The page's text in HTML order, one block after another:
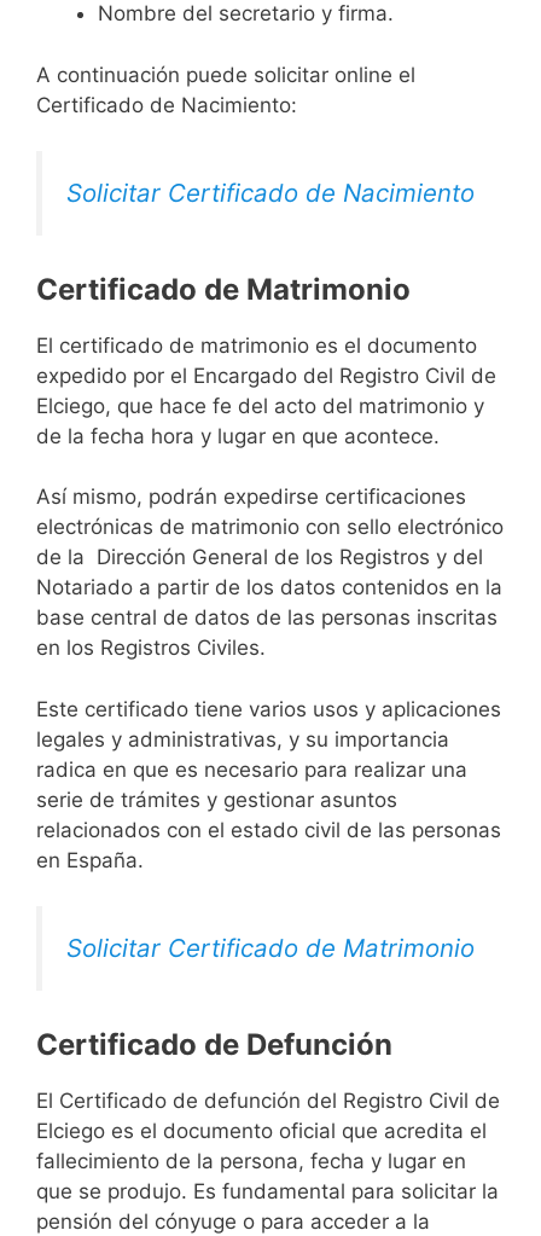
Nombre del secretario y firma.
A continuación puede solicitar online el
Certificado de Nacimiento:
Solicitar Certificado de Nacimiento
Certificado de Matrimonio
El certificado de matrimonio es el documento
expedido por el Encargado del Registro Civil de
Elciego, que hace fe del acto del matrimonio y
de la fecha hora y lugar en que acontece.
Así mismo, podrán expedirse certificaciones
electrónicas de matrimonio con sello electrónico
de la Dirección General de los Registros y del
Notariado a partir de los datos contenidos en la
base central de datos de las personas inscritas
en los Registros Civiles.
Este certificado tiene varios usos y aplicaciones
legales y administrativas, y su importancia
radica en que es necesario para realizar una
serie de trámites y gestionar asuntos
relacionados con el estado civil de las personas
en España.
Solicitar Certificado de Matrimonio
Certificado de Defunción
El Certificado de defunción del Registro Civil de
Elciego es el documento oficial que acredita el
fallecimiento de la persona, fecha y lugar en
que se produjo. Es fundamental para solicitar la
pensión del cónyuge o para acceder a la